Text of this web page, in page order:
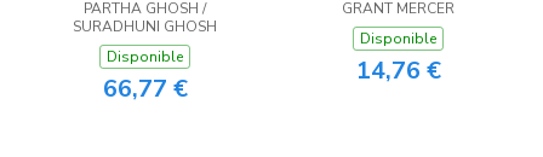
Processing
PARTHA GHOSH /
SURADHUNI GHOSH
Disponible
66,77 €
GRANT MERCER
Disponible
14,76 €